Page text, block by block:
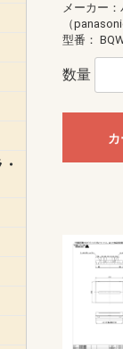
壁面用配線
エフ）
光ファイバ
その他壁面
ー・Gモー
メタルモール
メタルエフ
ダクトモール
床面用配線
モール備品
PE支線ガー
ケーブル標
オプトケー
ザ・鳥獣害
自在バンド
電柱標識板
キラベルト
4mm電線防
SZスリーブ
スパイラル
支線ガード
保護カバー
カバースイッ
キャビネット
小型動力分電
システムラッ
端子台
盤用パーツ
プラボックス
ブレーカ
プロテクタ
ローゼット
工具・試験
端子取付金
配線用金具
モジュラー
LAN圧着工
エッジスイ
NSK（日本
パナソニッ
通話録音
留守番電話
音声応答転
緊急情報伝
日課放送
標準換気扇
ダクト換気扇
有圧換気扇
インダクト
パイプファン
シロッコフ
斜流ダクト
エアカーテン
システム部材
三菱電機
ダイキン
テレビドア
ドアホン親機
ドアホン子機
メーカー
（
型番：
数量